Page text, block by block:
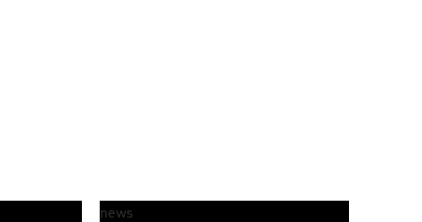
news